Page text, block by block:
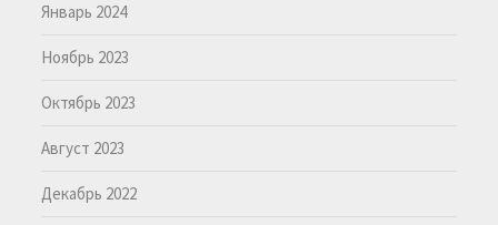
Январь 2024
Ноябрь 2023
Октябрь 2023
Август 2023
Декабрь 2022